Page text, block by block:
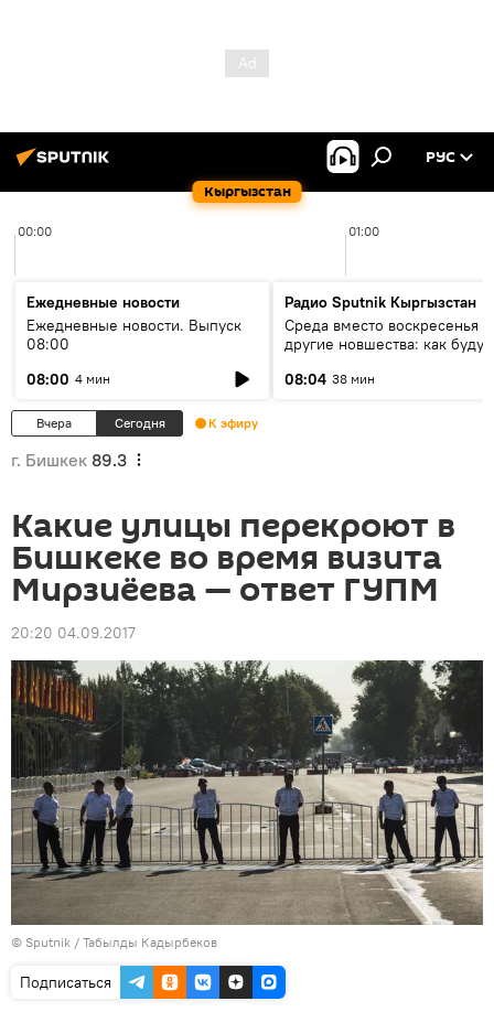
Кыргызстан
РУС
00:00 01:00
Ежедневные новости
Ежедневные новости. Выпуск
08:00
08:00 4 мин
Радио Sputnik Кыргызстан
Среда вместо воскресенья и
другие новшества: как будут
08:04 38 мин
Вчера Сегодня К эфиру
г. Бишкек 89.3
Какие улицы перекроют в
Бишкеке во время визита
Мирзиёева — ответ ГУПМ
20:20 04.09.2017
© Sputnik / Табылды Кадырбеков
Подписаться